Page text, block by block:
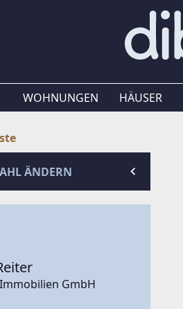
WOHNUNGEN HÄUSER
ÄNDERN
GmbH